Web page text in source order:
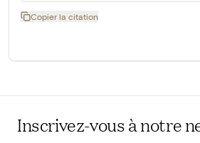
Copier la citation
Inscrivez-vous à notre